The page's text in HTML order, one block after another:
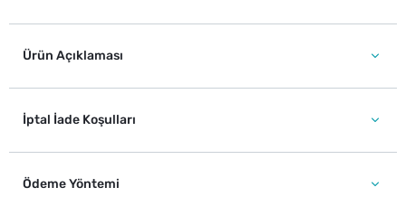
Ürün Açıklaması
İptal İade Koşulları
Ödeme Yöntemi